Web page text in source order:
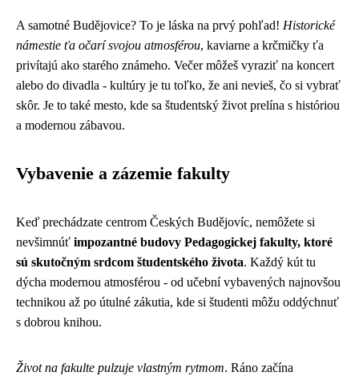
A samotné Budějovice? To je láska na prvý pohľad! Historické
námestie ťa očarí svojou atmosférou, kaviarne a krčmičky ťa
privítajú ako starého známeho. Večer môžeš vyraziť na koncert
alebo do divadla - kultúry je tu toľko, že ani nevieš, čo si vybrať
skôr. Je to také mesto, kde sa študentský život prelína s históriou
a modernou zábavou.
Vybavenie a zázemie fakulty
Keď prechádzate centrom Českých Budějovíc, nemôžete si
nevšimnúť impozantné budovy Pedagogickej fakulty, ktoré
sú skutočným srdcom študentského života. Každý kút tu
dýcha modernou atmosférou - od učební vybavených najnovšou
technikou až po útulné zákutia, kde si študenti môžu oddýchnuť
s dobrou knihou.
Život na fakulte pulzuje vlastným rytmom. Ráno začína